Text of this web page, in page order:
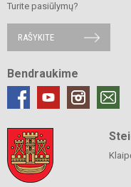
Turite pasiūlymų?
RAŠYKITE
Bendraukime